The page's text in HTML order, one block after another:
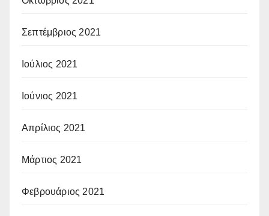
Σεπτέμβριος 2021
Ιούλιος 2021
Ιούνιος 2021
Απρίλιος 2021
Μάρτιος 2021
Φεβρουάριος 2021